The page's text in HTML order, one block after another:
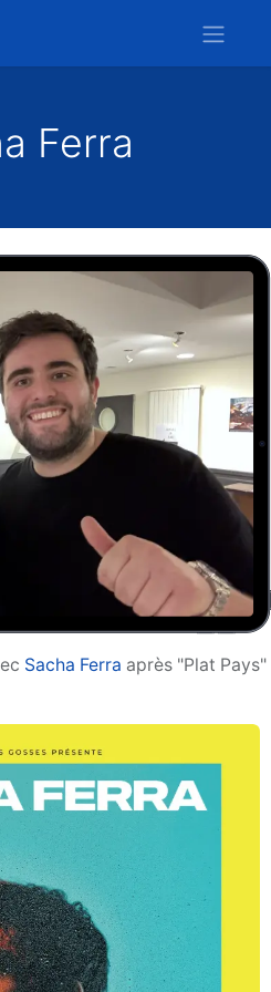
Ferra
Sacha Ferra après "Plat Pays"